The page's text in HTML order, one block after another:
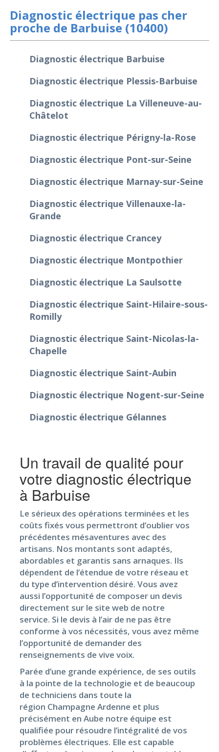
Diagnostic électrique pas cher
proche de Barbuise (10400)
Diagnostic électrique Barbuise
Diagnostic électrique Plessis-Barbuise
Diagnostic électrique La Villeneuve-au-
Châtelot
Diagnostic électrique Périgny-la-Rose
Diagnostic électrique Pont-sur-Seine
Diagnostic électrique Marnay-sur-Seine
Diagnostic électrique Villenauxe-la-
Grande
Diagnostic électrique Crancey
Diagnostic électrique Montpothier
Diagnostic électrique La Saulsotte
Diagnostic électrique Saint-Hilaire-sous-
Romilly
Diagnostic électrique Saint-Nicolas-la-
Chapelle
Diagnostic électrique Saint-Aubin
Diagnostic électrique Nogent-sur-Seine
Diagnostic électrique Gélannes
Un travail de qualité pour
votre diagnostic électrique
à Barbuise
Le sérieux des opérations terminées et les
coûts fixés vous permettront d’oublier vos
précédentes mésaventures avec des
artisans. Nos montants sont adaptés,
abordables et garantis sans arnaques. Ils
dépendent de l’étendue de votre réseau et
du type d’intervention désiré. Vous avez
aussi l’opportunité de composer un devis
directement sur le site web de notre
service. Si le devis à l’air de ne pas être
conforme à vos nécessités, vous avez même
l’opportunité de demander des
renseignements de vive voix.
Parée d’une grande expérience, de ses outils
à la pointe de la technologie et de beaucoup
de techniciens dans toute la
région Champagne Ardenne et plus
précisément en Aube notre équipe est
qualifiée pour résoudre l’intégralité de vos
problèmes électriques. Elle est capable